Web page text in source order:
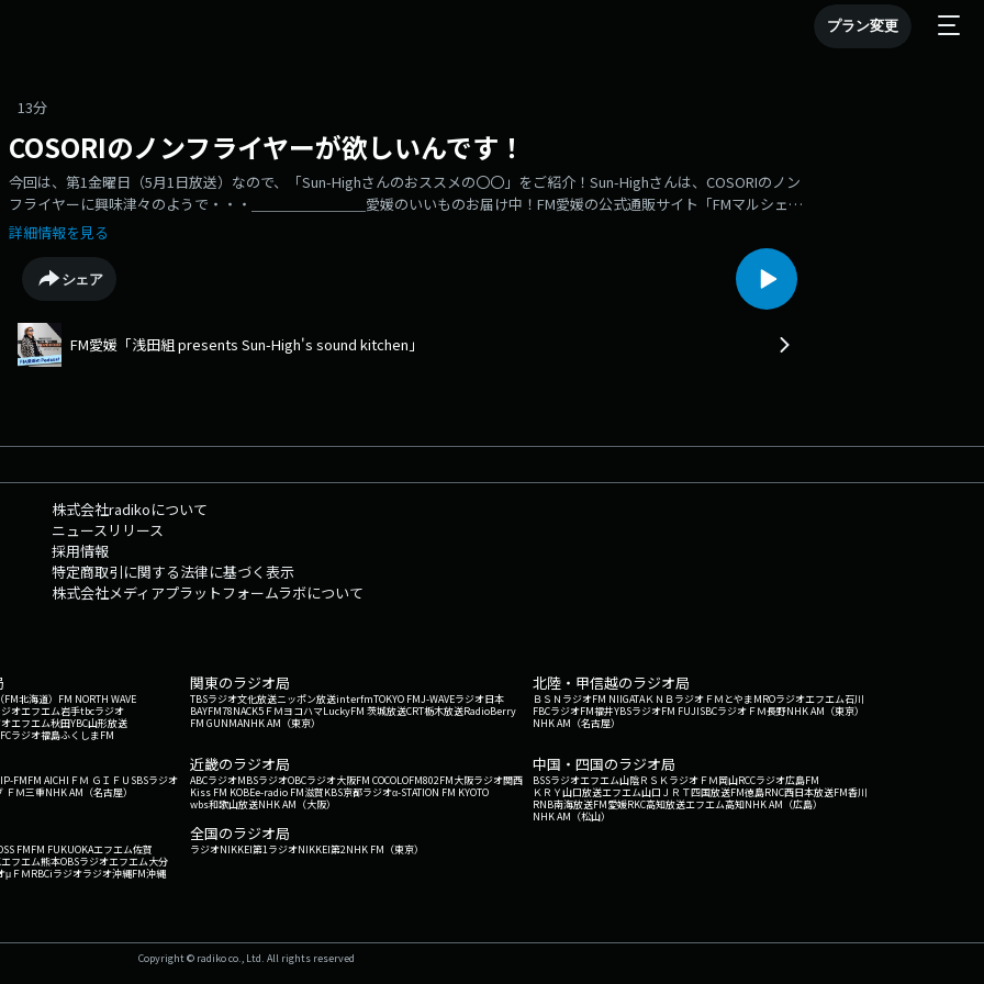
プラン変更
13分
COSORIのノンフライヤーが欲しいんです！
今回は、第1金曜日（5月1日放送）なので、「Sun-Highさんのおススメの〇〇」をご紹介！Sun-Highさんは、COSORIのノン
フライヤーに興味津々のようで・・・＿＿＿＿＿＿＿＿愛媛のいいものお届け中！FM愛媛の公式通販サイト「FMマルシェ」
の商品はこちらからhttps://fmmarche.jp/?utm_source=podcast&utm_medium=referral&utm_campaign=sun-high
詳細情報を見る
シェア
FM愛媛「浅田組 presents Sun-High's sound kitchen」
株式会社radikoについて
ニュースリリース
採用情報
特定商取引に関する法律に基づく表示
株式会社メディアプラットフォームラボについて
北海道） FM NORTH WAVE
オエフエム岩手tbcラジオ
エフエム秋田YBC山形放送
ラジオ福島ふくしまFM
関東のラジオ局
TBSラジオ文化放送ニッポン放送interfmTOKYO FMJ-WAVEラジオ日本
BAYFM78NACK5 ＦＭヨコハマLuckyFM 茨城放送CRT栃木放送RadioBerry
FM GUNMANHK AM（東京）
北陸・甲信越のラジオ局
ＢＳＮラジオFM NIIGATAＫＮＢラジオ ＦＭとやまMROラジオエフエム石川
FBCラジオFM福井YBSラジオFM FUJISBCラジオ ＦＭ長野NHK AM（東京）
NHK AM（名古屋）
FMFM AICHI ＦＭ ＧＩＦＵ SBSラジオ
ＦＭ三重NHK AM（名古屋）
近畿のラジオ局
ABCラジオMBSラジオOBCラジオ大阪FM COCOLOFM802FM大阪ラジオ関西
Kiss FM KOBEe-radio FM滋賀KBS京都ラジオα-STATION FM KYOTO
wbs和歌山放送NHK AM（大阪）
中国・四国のラジオ局
BSSラジオエフエム山陰ＲＳＫラジオ ＦＭ岡山RCCラジオ広島FM
ＫＲＹ山口放送エフエム山口 ＪＲＴ四国放送FM徳島RNC西日本放送FM香川
RNB南海放送FM愛媛RKC高知放送エフエム高知NHK AM（広島）
NHK AM（松山）
FMFM FUKUOKAエフエム佐賀
フエム熊本OBSラジオエフエム大分
μＦＭRBCiラジオラジオ沖縄FM沖縄
全国のラジオ局
ラジオNIKKEI第1ラジオNIKKEI第2NHK FM（東京）
Copyright © radiko co., Ltd. All rights reserved